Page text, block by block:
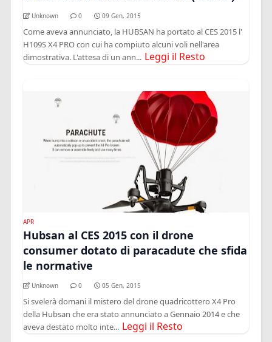
Unknown 0 09 Gen, 2015
Come aveva annunciato, la HUBSAN ha portato al CES 2015 l'
H109S X4 PRO con cui ha compiuto alcuni voli nell'area
dimostrativa. L'attesa di un ann... Leggi il Resto
APR
Hubsan al CES 2015 con il drone
consumer dotato di paracadute che sfida
le normative
Unknown 0 05 Gen, 2015
Si svelerà domani il mistero del drone quadricottero X4 Pro
della Hubsan che era stato annunciato a Gennaio 2014 e che
aveva destato molto inte... Leggi il Resto